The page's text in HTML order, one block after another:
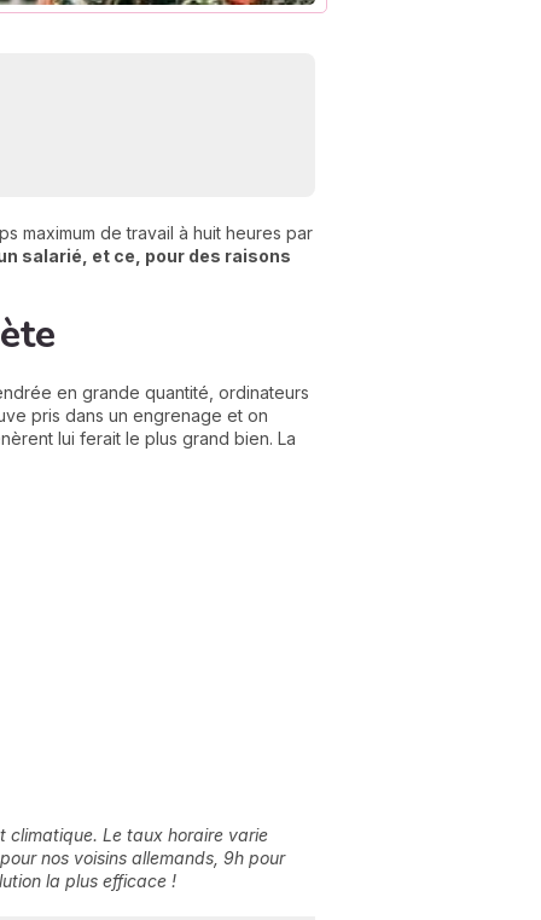
maximum de travail à huit heures par
salarié, et ce, pour des raisons
en grande quantité, ordinateurs
pris dans un engrenage et on
lui ferait le plus grand bien. La
climatique. Le taux horaire varie
nos voisins allemands, 9h pour
la plus efficace !